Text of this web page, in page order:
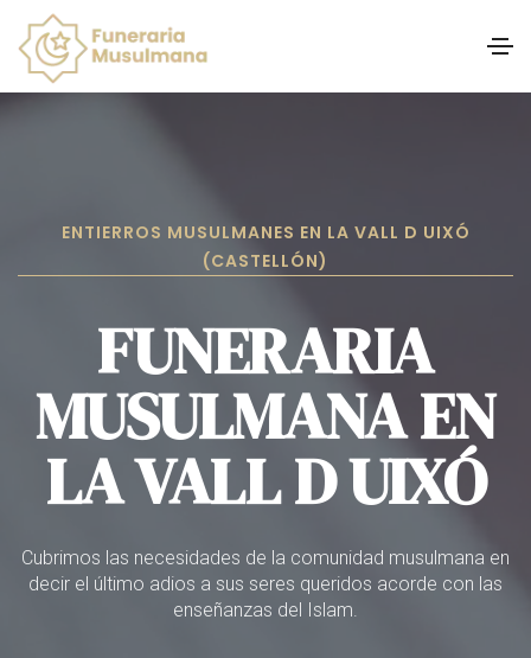
ENTIERROS MUSULMANES EN LA VALL D UIXÓ
(CASTELLÓN)
FUNERARIA
MUSULMANA EN
LA VALL D UIXÓ
Cubrimos las necesidades de la comunidad musulmana en
decir el último adios a sus seres queridos acorde con las
enseñanzas del Islam.